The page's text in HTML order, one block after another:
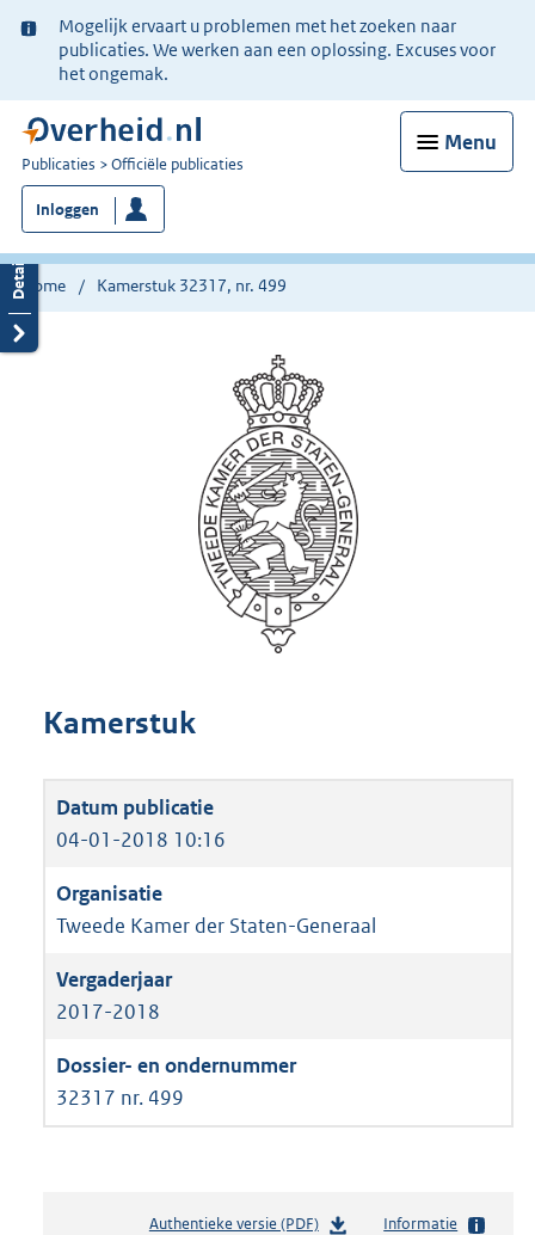
Ter
informatie:
Mogelijk ervaart u problemen met het zoeken naar
publicaties. We werken aan een oplossing. Excuses voor
het ongemak.
Menu
U
bent
nu
hier:
Publicaties Officiële publicaties
Inloggen
Home Kamerstuk 32317, nr. 499
Kamerstuk
04-01-2018 10:16
Tweede Kamer der Staten-Generaal
2017-2018
32317 nr. 499
Authentieke versie (PDF)b
Informatie